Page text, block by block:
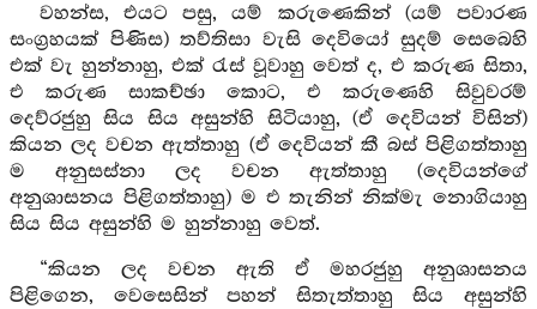
වහන්ස, එයට පසු, යම් කරුණෙකින් (යම් පවාරණ
සංග්‍රහයක් පිණිස) තව්තිසා වැසි දෙවියෝ සුදම් සෙබෙහි
එක් වැ හුන්නාහු, එක් රැස් වූවාහු වෙත් ද, එ කරුණ සිතා,
එ කරුණ සාකච්ඡා කොට, එ කරුණෙහි සිවුවරම්
දෙව්රජුහු සිය සිය අසුන්හි සිටියාහු, (ඒ දෙවියන් විසින්)
කියන ලද වචන ඇත්තාහු (ඒ දෙවියන් කී බස් පිළිගත්තාහු
ම අනුසස්නා ලද වචන ඇත්තාහු (දෙවියන්ගේ
අනුශාසනය පිළිගත්තාහු) ම එ තැනින් නික්මැ නොගියාහු
සිය සිය අසුන්හි ම හුන්නාහු වෙත්.
“කියන ලද වචන ඇති ඒ මහරජුහු අනුශාසනය
පිළිගෙන, වෙසෙසින් පහන් සිතැත්තාහු සිය අසුන්හි